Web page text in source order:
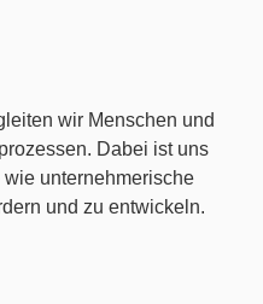
wir Menschen und
Dabei ist uns
unternehmerische
und zu entwickeln.